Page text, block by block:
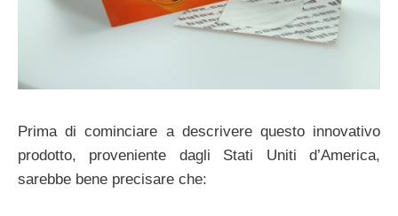
Prima di cominciare a descrivere questo innovativo
prodotto, proveniente dagli Stati Uniti d’America,
sarebbe bene precisare che: